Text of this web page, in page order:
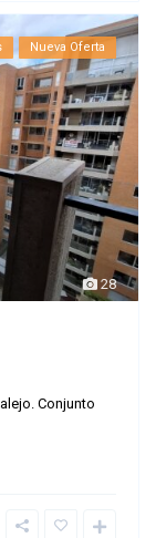
28
Nueva Oferta
Conjunto